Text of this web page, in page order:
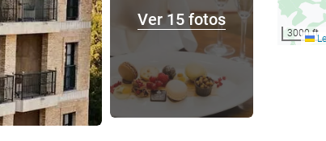
Ver 15 fotos
3000 ft